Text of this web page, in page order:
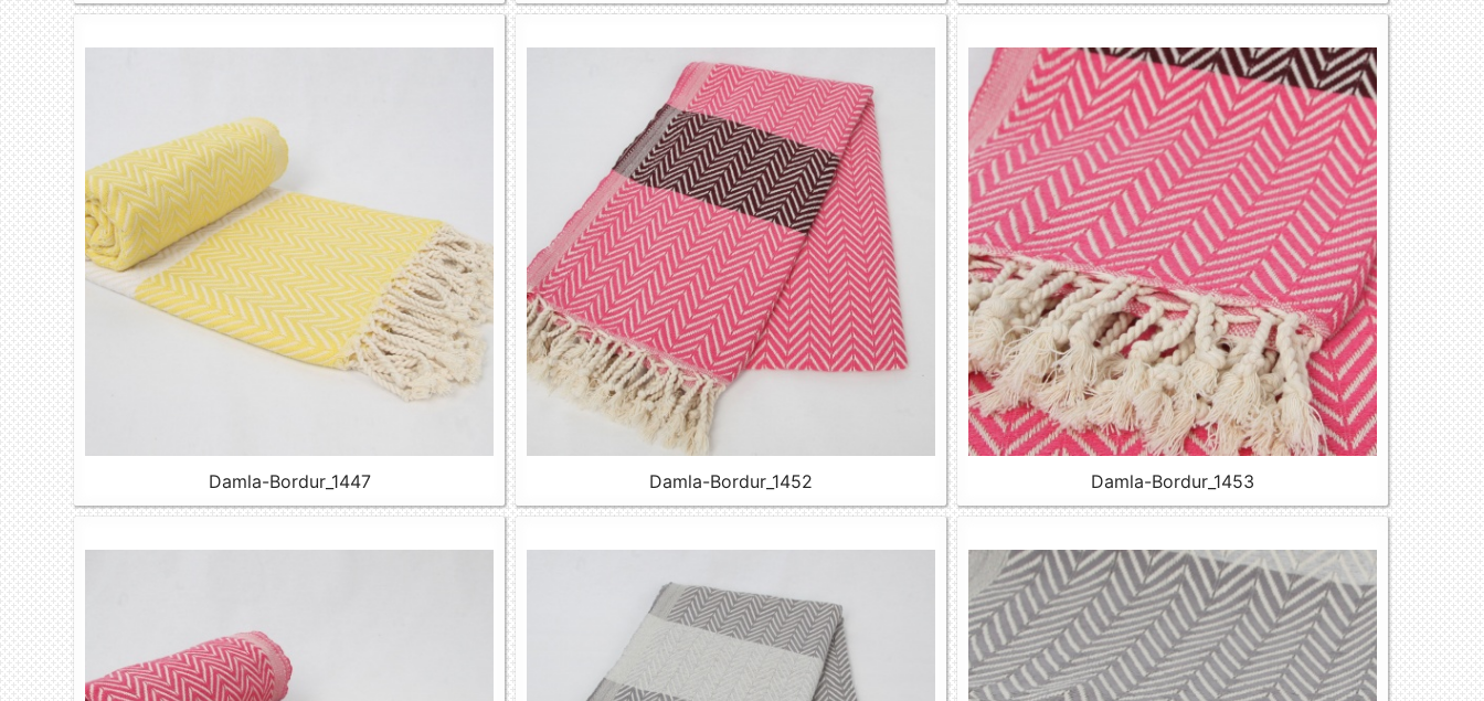
Damla-Bordur_1447 Damla-Bordur_1452 Damla-Bordur_1453